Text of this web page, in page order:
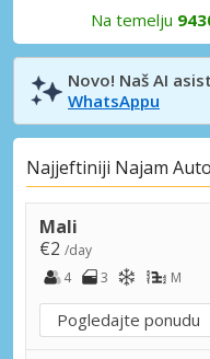
Na temelju
Novo! Naš AI
WhatsAppu
Najjeftiniji Najam
Mali
€2 /day
4
3 M
Pogledajte ponudu